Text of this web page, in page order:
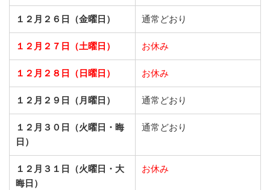
１２月２６日（金曜日） 通常どおり
１２月２７日（土曜日） お休み
１２月２８日（日曜日） お休み
１２月２９日（月曜日） 通常どおり
１２月３０日（火曜日・晦
日）
通常どおり
１２月３１日（火曜日・大
晦日）
お休み